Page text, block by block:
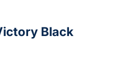
Black